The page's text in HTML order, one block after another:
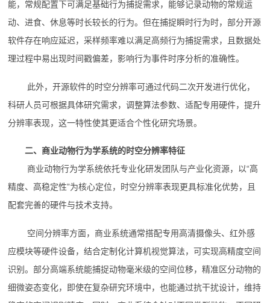
能，常规配置下可满足基础行为捕捉需求，能够记录动物的常规运
动、进食、休息等时长较长的行为。但在捕捉瞬时行为时，部分开源
软件存在响应延迟，采样频率难以满足高频行为捕捉需求，且数据处
理过程中易出现时间戳偏差，影响行为事件时序分析的准确性。
此外，开源软件的时空分辨率可通过代码二次开发进行优化，
科研人员可根据具体研究需求，调整算法参数、适配专用硬件，提升
分辨率表现，这一特性使其更适合个性化研究场景。
二、商业动物行为学系统的时空分辨率特征
商业动物行为学系统依托专业化研发团队与产业化资源，以“高
精度、高稳定性”为核心定位，时空分辨率表现更具标准化优势，且
配套完善的硬件与技术支持。
空间分辨率方面，商业系统通常搭配专用高清摄像头、红外感
应模块等硬件设备，结合定制化计算机视觉算法，可实现高精度空间
识别。部分高端系统能捕捉动物毫米级的空间位移，精准区分动物的
细微姿态变化，即使在复杂研究环境中，也能通过抗干扰设计，维持